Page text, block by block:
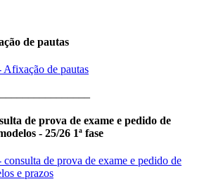
de pautas
de pautas
de prova de exame e pedido de
- 25/26 1ª fase
de prova de exame e pedido de
e prazos